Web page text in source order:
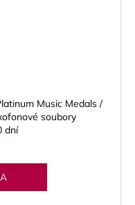
Music Medals /
soubory
dní